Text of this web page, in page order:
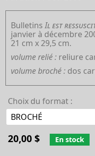
BulletinsIl est
janvier à décembre
21 cm x 29,5 cm.
volume relié : reliure
volume broché : dos
Choix du format :
20,00 $ En stock